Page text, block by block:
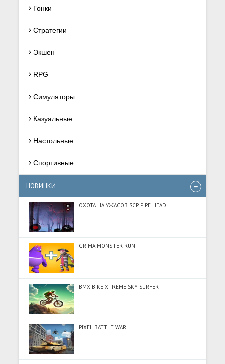
Гонки
Стратегии
Экшен
RPG
Симуляторы
Казуальные
Настольные
Спортивные
НОВИНКИ
ОХОТА НА УЖАСОВ SCP PIPE HEAD
GRIMA MONSTER RUN
BMX BIKE XTREME SKY SURFER
PIXEL BATTLE WAR